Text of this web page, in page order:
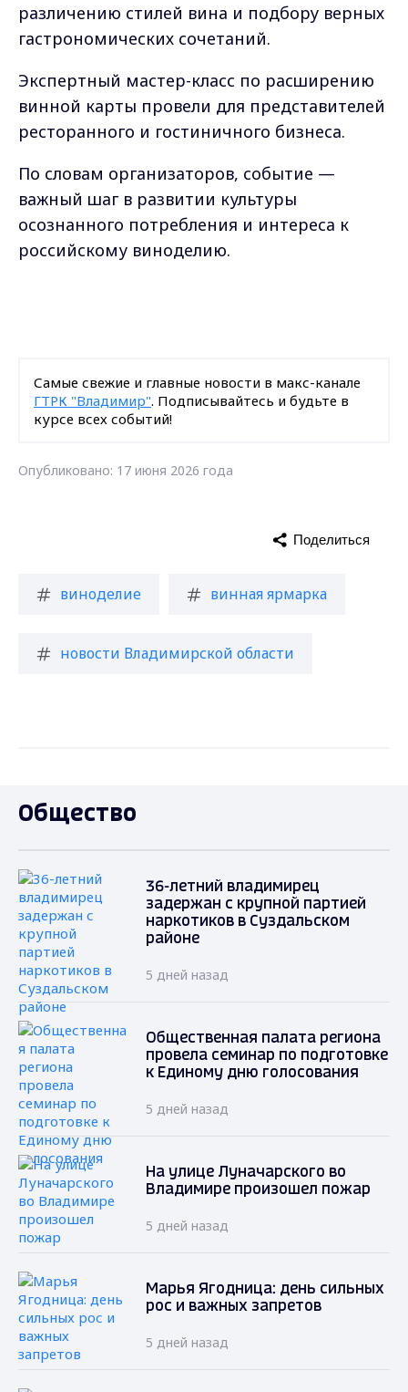
различению стилей вина и подбору верных
гастрономических сочетаний.
Экспертный мастер-класс по расширению
винной карты провели для представителей
ресторанного и гостиничного бизнеса.
По словам организаторов, событие —
важный шаг в развитии культуры
осознанного потребления и интереса к
российскому виноделию.
Самые свежие и главные новости в макс-канале
ГТРК "Владимир". Подписывайтесь и будьте в
курсе всех событий!
Опубликовано: 17 июня 2026 года
виноделие винная ярмарка
новости Владимирской области
Поделиться
Общество
36-летний владимирец
задержан с крупной партией
наркотиков в Суздальском
районе
5 дней назад
Общественная палата региона
провела семинар по подготовке
к Единому дню голосования
5 дней назад
На улице Луначарского во
Владимире произошел пожар
5 дней назад
Марья Ягодница: день сильных
рос и важных запретов
5 дней назад